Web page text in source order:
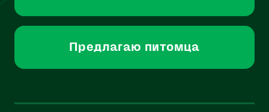
Предлагаю питомца